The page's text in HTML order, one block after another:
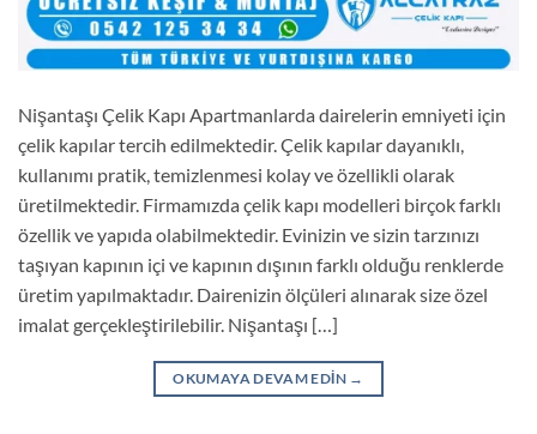
Nişantaşı Çelik Kapı Apartmanlarda dairelerin emniyeti için
çelik kapılar tercih edilmektedir. Çelik kapılar dayanıklı,
kullanımı pratik, temizlenmesi kolay ve özellikli olarak
üretilmektedir. Firmamızda çelik kapı modelleri birçok farklı
özellik ve yapıda olabilmektedir. Evinizin ve sizin tarzınızı
taşıyan kapının içi ve kapının dışının farklı olduğu renklerde
üretim yapılmaktadır. Dairenizin ölçüleri alınarak size özel
imalat gerçekleştirilebilir. Nişantaşı […]
OKUMAYA DEVAM EDIN →